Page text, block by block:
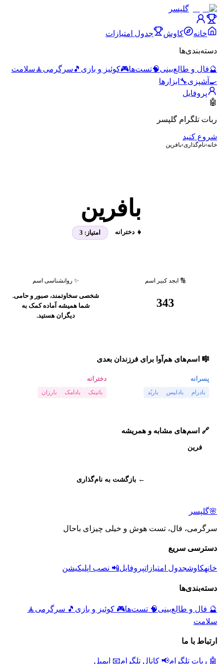
گلپسر
خانه کاوش جدول امتیازات
دسته‌بندی‌ها
🔮فال و طالع‌بینی🧠تست‌ها🎮کوئیز و بازی 🎵 سرگرمی 🧘 سلامت
🍳 آشپزی🔧 ابزارها
پروفایل
🤖
ربات تلگرام گلپسر
شروع کنید
خانه›نام‌گذاری›بافرین
بافرین
👧 دخترانه امتیاز: 3
🔢 ابجد کبیر اسم
343
✨ روانشناسی اسم
شخصی سخاوتمند، صبور و حامی.
شما همیشه آماده کمک به
دیگران هستید.
🎼 اسم‌های هم‌آوا برای فرزندان بعدی
پسرانه
بادرام بادلیس باربُد
دخترانه
باتینک بادامک بارزان
🔗 اسم‌های مشابه و همریشه
فرین
← بازگشت به نام‌گذاری
🌸گلپسر
سرگرمی، فال، تست هوش و خیلی چیزای باحال
دسترسی سریع
خانهکاوشجدول امتیازاتپروفایل📲 نصب اپلیکیشن
دسته‌بندی‌ها
🔮 فال و طالع‌بینی🧠 تست‌ها🎮 کوئیز و بازی 🎵 سرگرمی 🧘
سلامت
ارتباط با ما
🤖 ربات تلگرام📢 کانال تلگرام📧 ایمیل